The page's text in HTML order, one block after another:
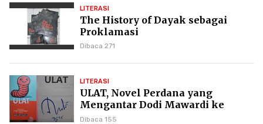
LITERASI
The History of Dayak sebagai
Proklamasi
Dibaca 271
LITERASI
ULAT, Novel Perdana yang
Mengantar Dodi Mawardi ke
Puncak Karier Kepenulisan
Dibaca 155